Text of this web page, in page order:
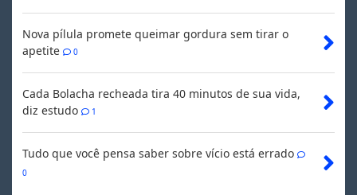
Nova pílula promete queimar gordura sem tirar o
apetite
0
Cada Bolacha recheada tira 40 minutos de sua vida,
diz estudo
1
Tudo que você pensa saber sobre vício está errado
0